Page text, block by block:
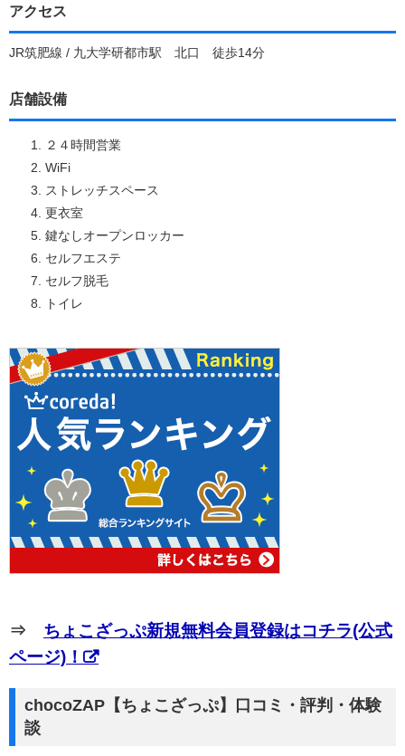
アクセス
JR筑肥線 / 九大学研都市駅 北口 徒歩14分
店舗設備
２４時間営業
WiFi
ストレッチスペース
更衣室
鍵なしオープンロッカー
セルフエステ
セルフ脱毛
トイレ
⇒ ちょこざっぷ新規無料会員登録はコチラ(公式
ページ)！
chocoZAP【ちょこざっぷ】口コミ・評判・体験
談